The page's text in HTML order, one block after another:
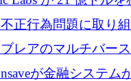
後の軸、ポーラン
正行為問題に取り
する
レアのマルチバー
万ドルを調達
が金融システム